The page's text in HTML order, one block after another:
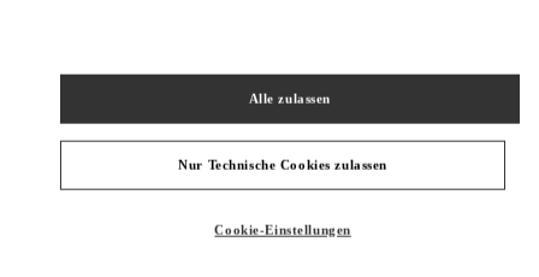
GINZA MITSUKOSHI 2F
JETZT GEÖFFNET- SCHLIESST UM 8:00 PM
Nur Technische Cookies zulassen
Alle zulassen
Cookie-Einstellungen